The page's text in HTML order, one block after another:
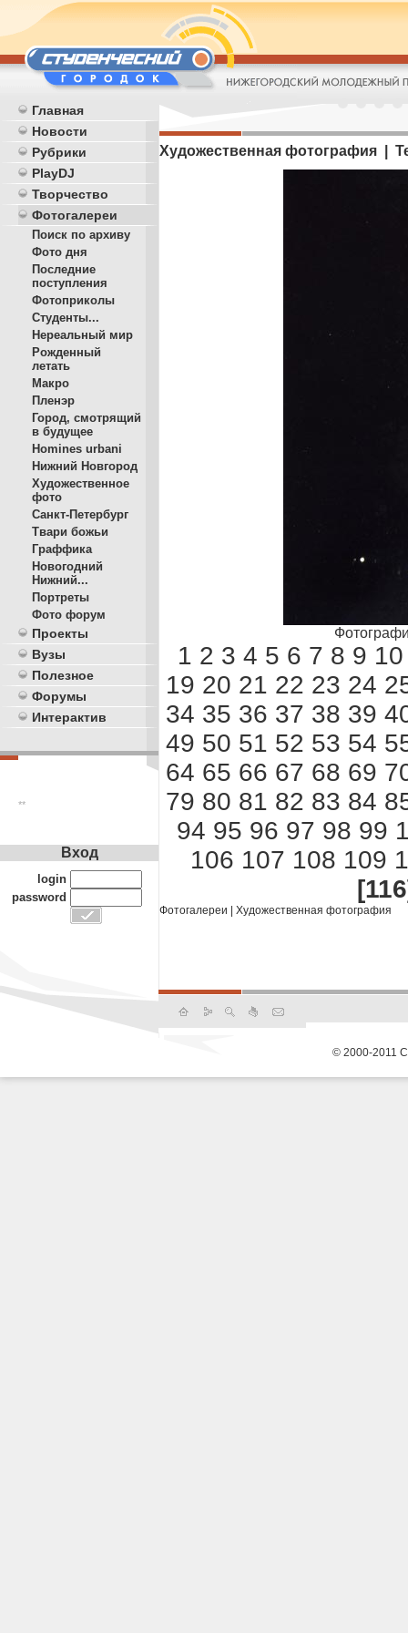
Главная
Новости
Рубрики
PlayDJ
Творчество
Фотогалереи
Поиск по архиву
Фото дня
Последние
поступления
Фотоприколы
Студенты...
Нереальный мир
Рожденный
летать
Макро
Пленэр
Город, смотрящий
в будущее
Homines urbani
Нижний Новгород
Художественное
фото
Санкт-Петербург
Твари божьи
Граффика
Новогодний
Нижний...
Портреты
Фото форум
Проекты
Вузы
Полезное
Форумы
Интерактив
**
Художественная фотография |
1 2 3 4 5 6 7 8 9 10
19 20 21 22 23 24
34 35 36 37 38 39
49 50 51 52 53 54
64 65 66 67 68 69
79 80 81 82 83 84
94 95 96 97 98 99
106 107 108 109
Фотогалереи Художественная фотография
Вход
login
password
© 2000-2011